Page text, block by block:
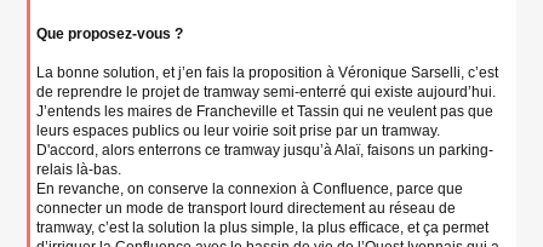
Que proposez-vous ?
La bonne solution, et j’en fais la proposition à Véronique Sarselli, c’est
de reprendre le projet de tramway semi-enterré qui existe aujourd’hui.
J’entends les maires de Francheville et Tassin qui ne veulent pas que
leurs espaces publics ou leur voirie soit prise par un tramway.
D'accord, alors enterrons ce tramway jusqu’à Alaï, faisons un parking-
relais là-bas.
En revanche, on conserve la connexion à Confluence, parce que
connecter un mode de transport lourd directement au réseau de
tramway, c’est la solution la plus simple, la plus efficace, et ça permet